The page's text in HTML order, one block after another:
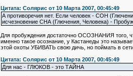
Цитата: Солярис от 10 Марта 2007, 00:45:49
А противоречия нет. Если человек - СОН
исчезновение СНА (Глючения, Человека) -
Для пробуждения достаточно ОСОЗНАНИЯ того,
именно такое осознание, у Кастанеды это
этой охоты УБИВАТЬ свою дичь, но поймать в
Цитата: Солярис от 10 Марта 2007, 00:45:49
Для нас - ГЛЮКОВ - это ТАЙНА